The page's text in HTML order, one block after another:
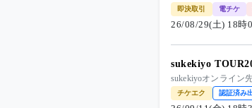
即決取引 電チケ
26/08/29(土) 18時
sukekiyo
sukekiyoオンライン
チケエク 認証済み